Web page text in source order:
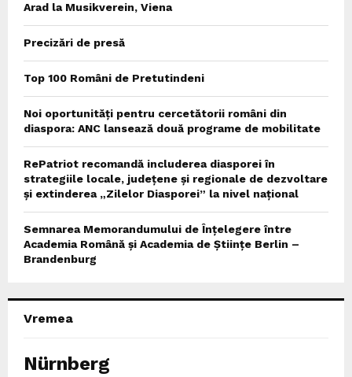
Arad la Musikverein, Viena
Precizări de presă
Top 100 Români de Pretutindeni
Noi oportunități pentru cercetătorii români din
diaspora: ANC lansează două programe de mobilitate
RePatriot recomandă includerea diasporei în
strategiile locale, județene și regionale de dezvoltare
și extinderea „Zilelor Diasporei” la nivel național
Semnarea Memorandumului de Înțelegere între
Academia Română și Academia de Științe Berlin –
Brandenburg
Vremea
Nürnberg